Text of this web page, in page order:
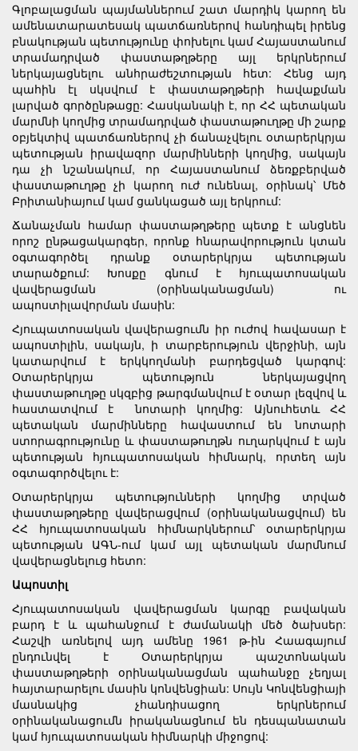
Գլոբալացման պայմաններում շատ մարդիկ կարող են
ամենատարատեսակ պատճառներով հանդիպել իրենց
բնակության պետությունը փոխելու կամ Հայաստանում
տրամադրված փաստաթղթերը այլ երկրներում
ներկայացնելու անհրաժեշտության հետ: Հենց այդ
պահին էլ սկսվում է փաստաթղթերի հավաքման
լարված գործընթացը: Հասկանակի է, որ ՀՀ պետական
մարմնի կողմից տրամադրված փաստաթուղթը մի շարք
օբյեկտիվ պատճառներով չի ճանաչվելու օտարերկրյա
պետության իրավազոր մարմինների կողմից, սակայն
դա չի նշանակում, որ Հայաստանում ձեռքբերված
փաստաթուղթը չի կարող ուժ ունենալ, օրինակ՝ Մեծ
Բրիտանիայում կամ ցանկացած այլ երկրում:
Ճանաչման համար փաստաթղթերը պետք է անցնեն
որոշ ընթացակարգեր, որոնք հնարավորություն կտան
օգտագործել դրանք օտարերկրյա պետության
տարածքում: Խոսքը գնում է հյուպատոսական
վավերացման (օրինականացման) ու
ապոստիլավորման մասին:
Հյուպատոսական վավերացումն իր ուժով հավասար է
ապոստիլին, սակայն, ի տարբերություն վերջինի, այն
կատարվում է երկկողմանի բարդեցված կարգով:
Օտարերկրյա պետություն ներկայացվող
փաստաթուղթը սկզբից թարգմանվում է օտար լեզվով և
հաստատվում է նոտարի կողմից: Այնուհետև ՀՀ
պետական մարմինները հավաստում են նոտարի
ստորագրությունը և փաստաթուղթն ուղարկվում է այն
պետության հյուպատոսական հիմնարկ, որտեղ այն
օգտագործվելու է:
Օտարերկրյա պետությունների կողմից տրված
փաստաթղթերը վավերացվում (օրինականացվում) են
ՀՀ հյուպատոսական հիմնարկներում՝ օտարերկրյա
պետության ԱԳՆ-ում կամ այլ պետական մարմնում
վավերացնելուց հետո:
Ապոստիլ
Հյուպատոսական վավերացման կարգը բավական
բարդ է և պահանջում է ժամանակի մեծ ծախսեր:
Հաշվի առնելով այդ ամենը 1961 թ-ին Հաագայում
ընդունվել է Օտարերկրյա պաշտոնական
փաստաթղթերի օրինականացման պահանջը չեղյալ
հայտարարելու մասին կոնվենցիան: Սույն Կոնվենցիայի
մասնակից չհանդիսացող երկրներում
օրինականացումն իրականացնում են դեսպանատան
կամ հյուպատոսական հիմնարկի միջոցով: